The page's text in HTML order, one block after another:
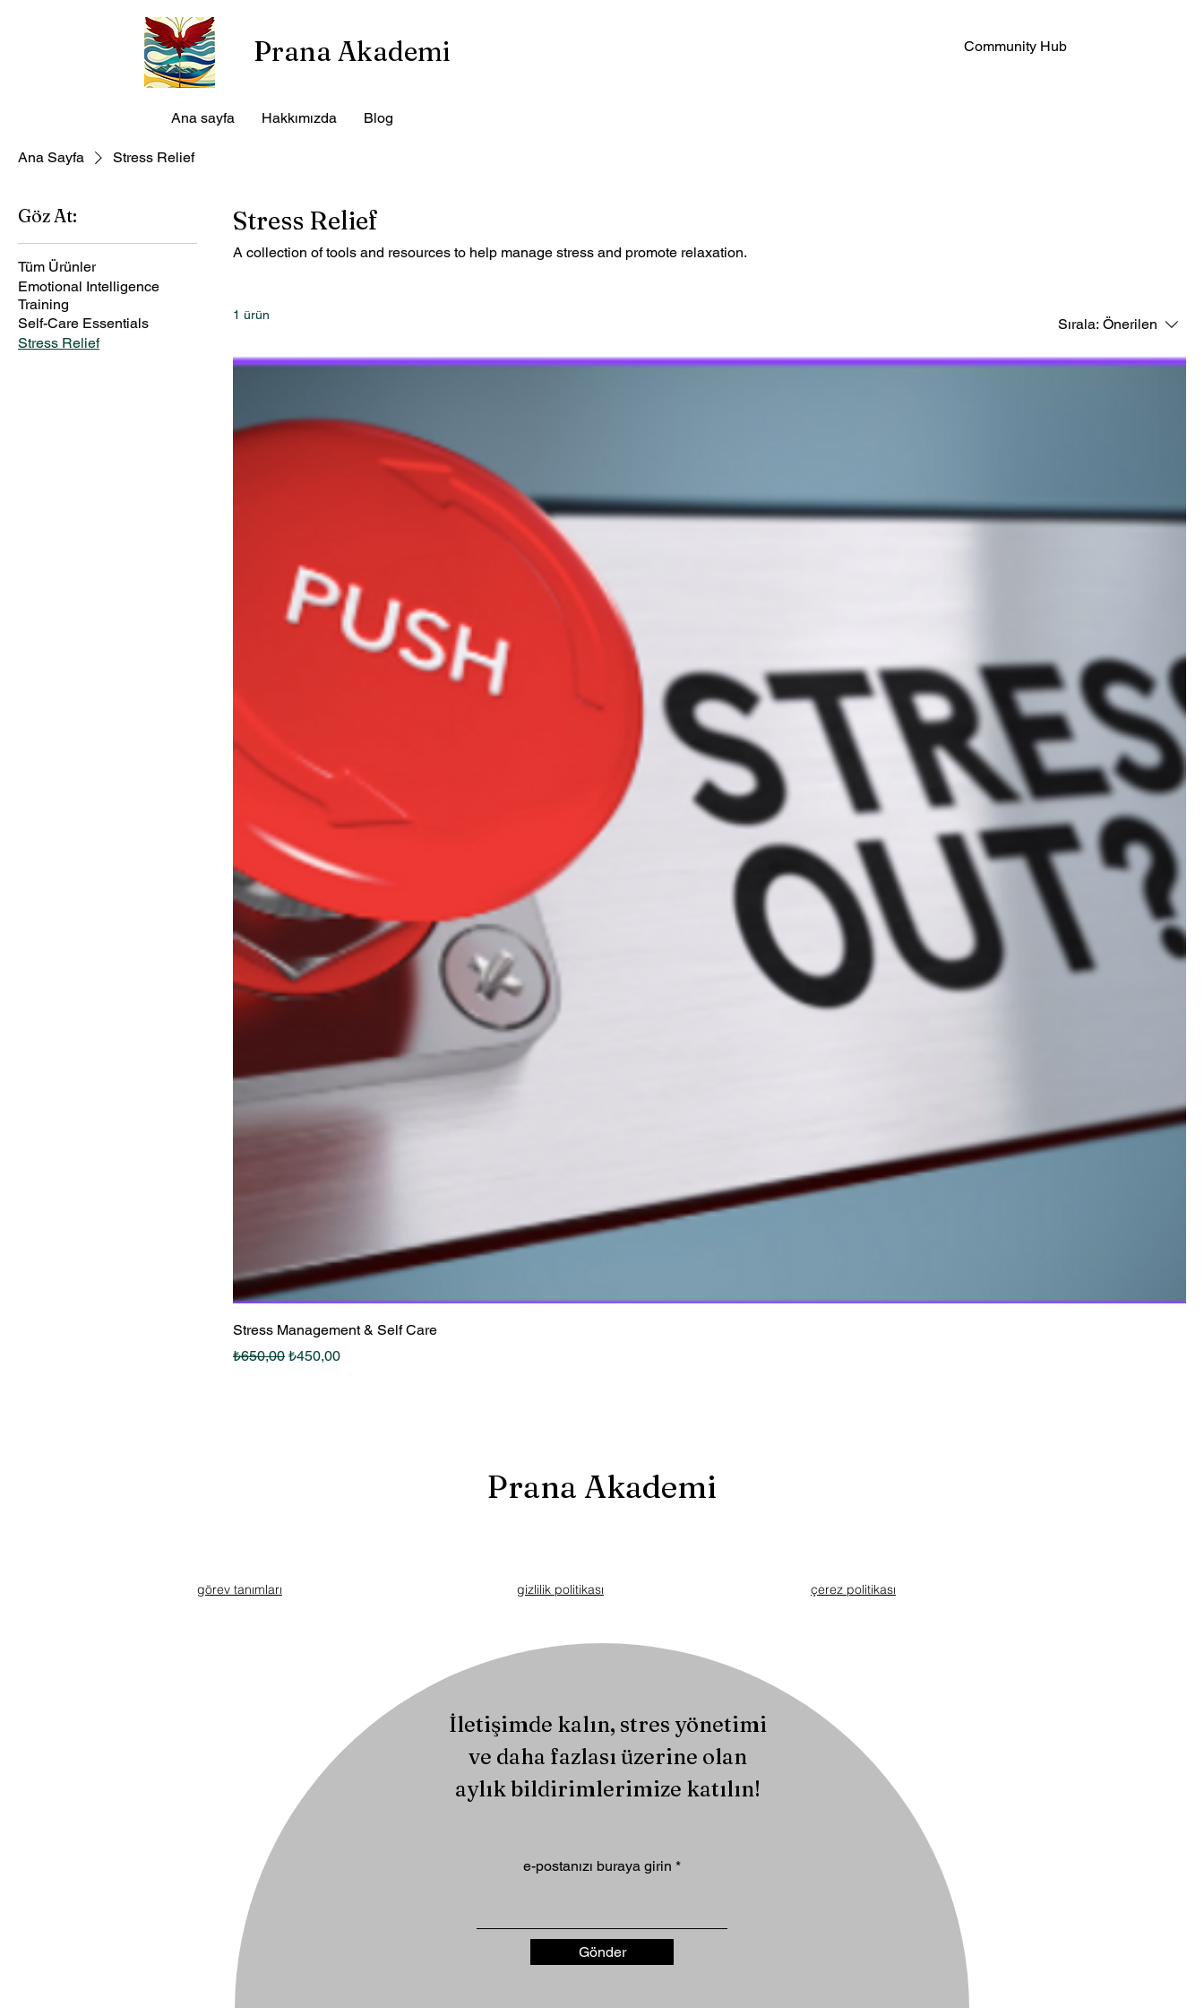
Prana Akademi Community Hub
Ana sayfa Hakkımızda Blog
Ana Sayfa Stress Relief
Göz At:
Tüm Ürünler
Emotional Intelligence
Training
Self-Care Essentials
Stress Relief
Stress Relief
A collection of tools and resources to help manage stress and promote relaxation.
1 ürün
Sırala: Önerilen
Stress Management & Self Care
Normal Fiyat
₺650,00 İndirimli Fiyat
₺450,00
Prana Akademi
görev tanımları gizlilik politikası çerez politikası
İletişimde kalın, stres yönetimi
ve daha fazlası üzerine olan
aylık bildirimlerimize katılın!
e-postanızı buraya girin
Gönder